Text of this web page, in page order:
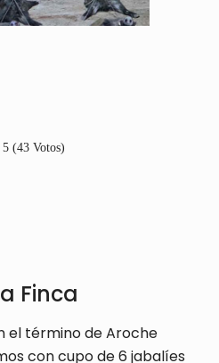
(43 Votos)
Finca
el término de Aroche
con cupo de 6 jabalíes